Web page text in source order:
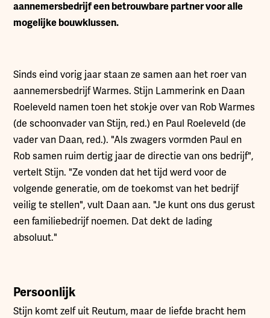
aannemersbedrijf een betrouwbare partner voor alle
mogelijke bouwklussen.
Sinds eind vorig jaar staan ze samen aan het roer van
aannemersbedrijf Warmes. Stijn Lammerink en Daan
Roeleveld namen toen het stokje over van Rob Warmes
(de schoonvader van Stijn, red.) en Paul Roeleveld (de
vader van Daan, red.). "Als zwagers vormden Paul en
Rob samen ruim dertig jaar de directie van ons bedrijf",
vertelt Stijn. "Ze vonden dat het tijd werd voor de
volgende generatie, om de toekomst van het bedrijf
veilig te stellen", vult Daan aan. "Je kunt ons dus gerust
een familiebedrijf noemen. Dat dekt de lading
absoluut."
Persoonlijk
Stijn komt zelf uit Reutum, maar de liefde bracht hem